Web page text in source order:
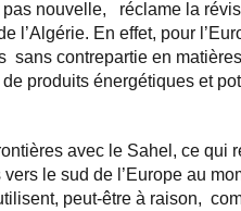
pas nouvelle, réclame la
l’Algérie. En effet, pour
sans contrepartie en
produits énergétiques et
avec le Sahel, ce qui
le sud de l’Europe au
peut-être à raison,